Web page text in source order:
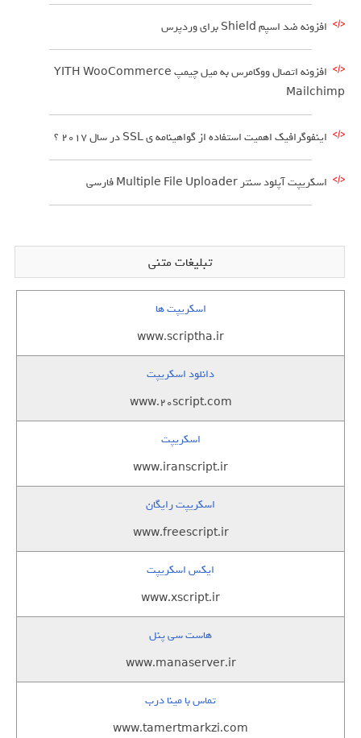
افزونه ضد اسپم Shield برای وردپرس
افزونه اتصال ووکامرس به میل چیمپ YITH WooCommerce
Mailchimp
اینفوگرافیک اهمیت استفاده از گواهینامه ی SSL در سال 2017 ؟
اسکریپت آپلود سنتر Multiple File Uploader فارسی
تبلیغات متنی
اسکریپت ها
www.scriptha.ir
دانلود اسکریپت
www.20script.com
اسکریپت
www.iranscript.ir
اسکریپت رایگان
www.freescript.ir
ایکس اسکریپت
www.xscript.ir
هاست سی پنل
www.manaserver.ir
تماس با مینا درب
www.tamertmarkzi.com